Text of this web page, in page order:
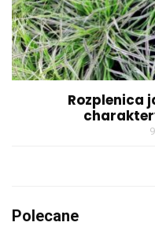
Rozplenica
Polecane